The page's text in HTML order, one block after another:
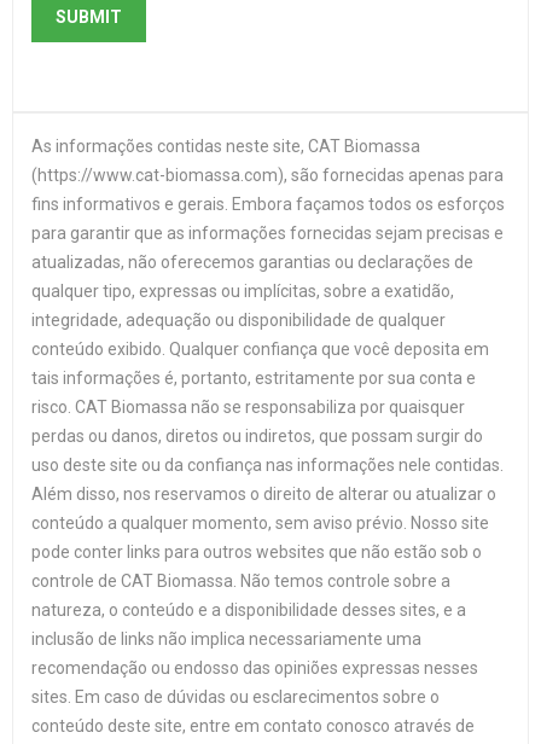
As informações contidas neste site, CAT Biomassa
(https://www.cat-biomassa.com), são fornecidas apenas para
fins informativos e gerais. Embora façamos todos os esforços
para garantir que as informações fornecidas sejam precisas e
atualizadas, não oferecemos garantias ou declarações de
qualquer tipo, expressas ou implícitas, sobre a exatidão,
integridade, adequação ou disponibilidade de qualquer
conteúdo exibido. Qualquer confiança que você deposita em
tais informações é, portanto, estritamente por sua conta e
risco. CAT Biomassa não se responsabiliza por quaisquer
perdas ou danos, diretos ou indiretos, que possam surgir do
uso deste site ou da confiança nas informações nele contidas.
Além disso, nos reservamos o direito de alterar ou atualizar o
conteúdo a qualquer momento, sem aviso prévio. Nosso site
pode conter links para outros websites que não estão sob o
controle de CAT Biomassa. Não temos controle sobre a
natureza, o conteúdo e a disponibilidade desses sites, e a
inclusão de links não implica necessariamente uma
recomendação ou endosso das opiniões expressas nesses
sites. Em caso de dúvidas ou esclarecimentos sobre o
conteúdo deste site, entre em contato conosco através de